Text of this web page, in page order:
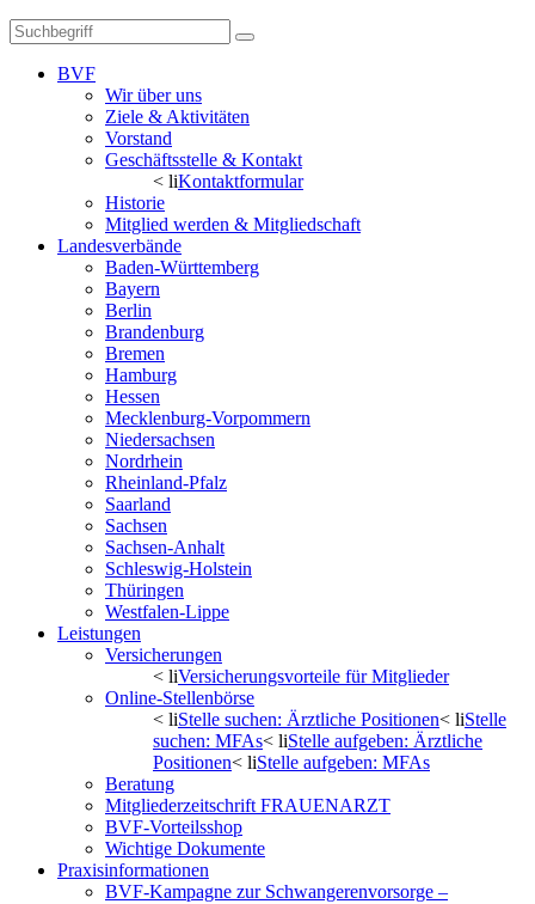
BVF
Wir über uns
Ziele & Aktivitäten
Vorstand
Geschäftsstelle & Kontakt
< liKontaktformular
Historie
Mitglied werden & Mitgliedschaft
Landesverbände
Baden-Württemberg
Bayern
Berlin
Brandenburg
Bremen
Hamburg
Hessen
Mecklenburg-Vorpommern
Niedersachsen
Nordrhein
Rheinland-Pfalz
Saarland
Sachsen
Sachsen-Anhalt
Schleswig-Holstein
Thüringen
Westfalen-Lippe
Leistungen
Versicherungen
< liVersicherungsvorteile für Mitglieder
Online-Stellenbörse
< liStelle suchen: Ärztliche Positionen< liStelle
suchen: MFAs< liStelle aufgeben: Ärztliche
Positionen< liStelle aufgeben: MFAs
Beratung
Mitgliederzeitschrift FRAUENARZT
BVF-Vorteilsshop
Wichtige Dokumente
Praxisinformationen
BVF-Kampagne zur Schwangerenvorsorge –